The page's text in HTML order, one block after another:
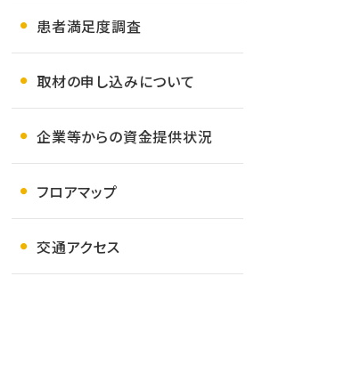
患者満足度調査
取材の申し込みについて
企業等からの資金提供状況
フロアマップ
交通アクセス